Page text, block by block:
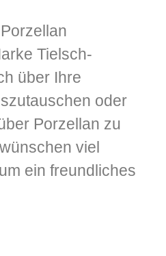
Tielsch-
über Ihre
oder
Porzellan zu
viel
ein freundliches